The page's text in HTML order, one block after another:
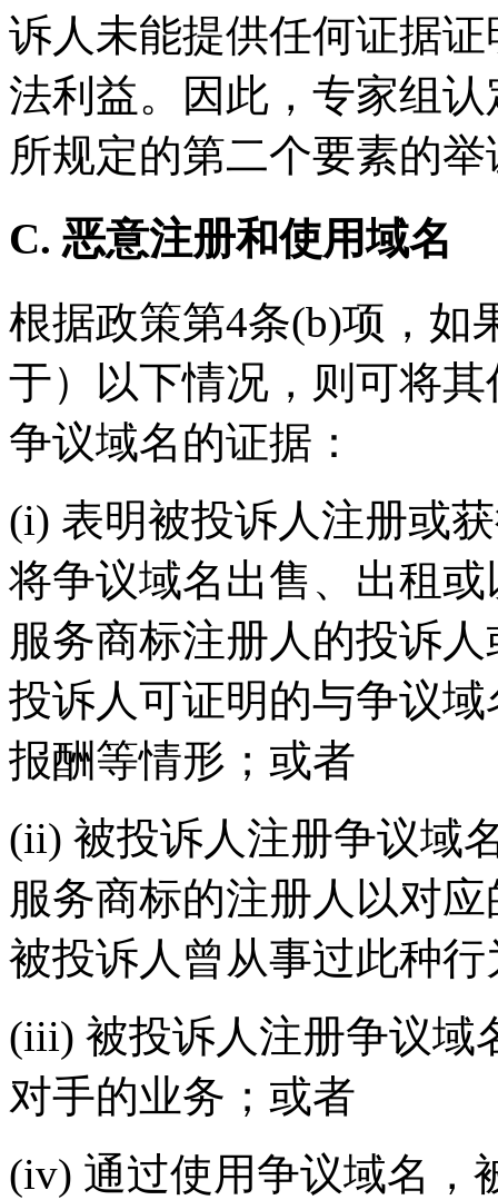
诉人未能提供任何证据
法利益。因此，专家组
所规定的第二个要素的
C. 恶意注册和使用域名
根据政策第4条(b)项，如
于）以下情况，则可将
争议域名的证据：
(i) 表明被投诉人注册或
将争议域名出售、出租
服务商标注册人的投诉
投诉人可证明的与争议
报酬等情形；或者
(ii) 被投诉人注册争议域
服务商标的注册人以对
被投诉人曾从事过此种
(iii) 被投诉人注册争议域
对手的业务；或者
(iv) 通过使用争议域名，